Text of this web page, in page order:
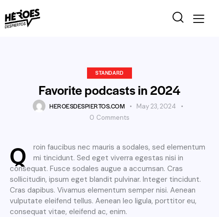
STANDARD
Favorite podcasts in 2024
HEROESDESPIERTOS.COM
May 23, 2024
0 Comments
Q
roin faucibus nec mauris a sodales, sed elementum
mi tincidunt. Sed eget viverra egestas nisi in
consequat. Fusce sodales augue a accumsan. Cras
sollicitudin, ipsum eget blandit pulvinar. Integer tincidunt.
Cras dapibus. Vivamus elementum semper nisi. Aenean
vulputate eleifend tellus. Aenean leo ligula, porttitor eu,
consequat vitae, eleifend ac, enim.